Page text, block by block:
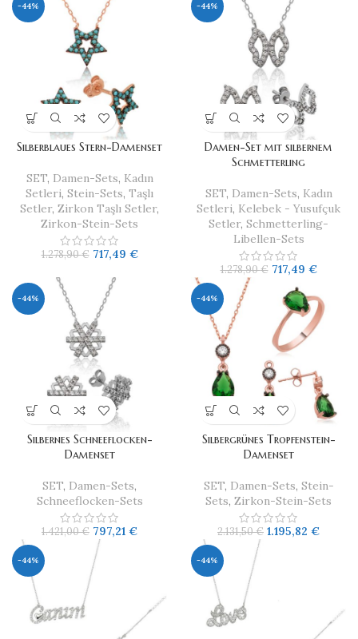
-44%
Silberblaues Stern-Damenset
SET, Damen-Sets, Kadın
Setleri, Stein-Sets, Taşlı
Setler, Zirkon Taşlı Setler,
Zirkon-Stein-Sets
1.278,90€ 717,49 €
-44%
Damen-Set mit silbernem
Schmetterling
SET, Damen-Sets, Kadın
Setleri, Kelebek - Yusufçuk
Setler, Schmetterling-
Libellen-Sets
1.278,90€ 717,49 €
-44%
Silbernes Schneeflocken-
Damenset
SET, Damen-Sets,
Schneeflocken-Sets
1.421,00€ 797,21 €
-44%
Silbergrünes Tropfenstein-
Damenset
SET, Damen-Sets, Stein-
Sets, Zirkon-Stein-Sets
2.131,50€ 1.195,82 €
-44% -44%